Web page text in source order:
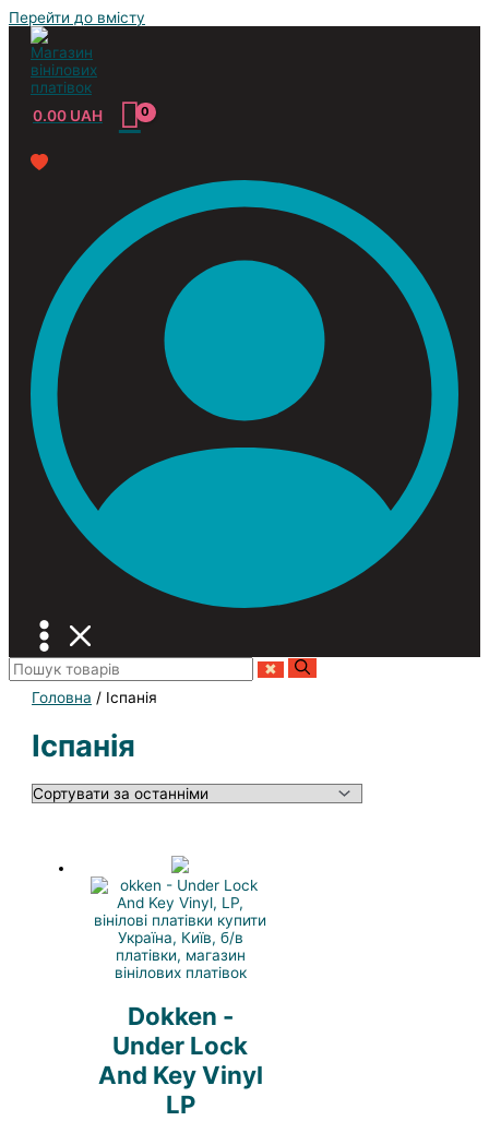
Перейти до вмісту
0.00 UAH
Головна / Iспанiя
Iспанiя
Dokken -
Under Lock
And Key Vinyl
LP
Усі жанри
Jazz&Blues
Reggae